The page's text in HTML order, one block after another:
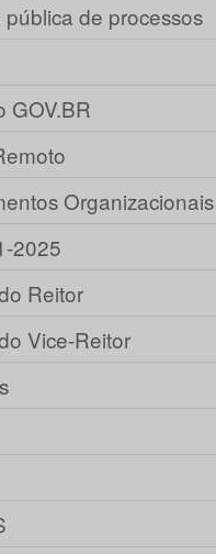
de processos
GOV.BR
Organizacionais
2025
Reitor
Vice-Reitor